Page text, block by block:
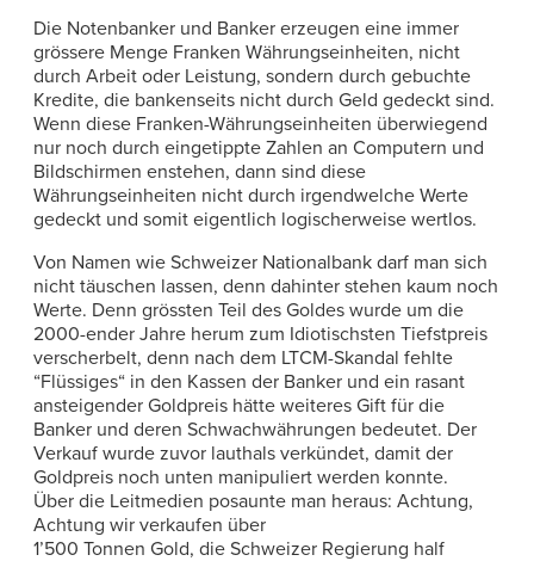
Die Notenbanker und Banker erzeugen eine immer
grössere Menge Franken Währungseinheiten, nicht
durch Arbeit oder Leistung, sondern durch gebuchte
Kredite, die bankenseits nicht durch Geld gedeckt sind.
Wenn diese Franken-Währungseinheiten überwiegend
nur noch durch eingetippte Zahlen an Computern und
Bildschirmen enstehen, dann sind diese
Währungseinheiten nicht durch irgendwelche Werte
gedeckt und somit eigentlich logischerweise wertlos.
Von Namen wie Schweizer Nationalbank darf man sich
nicht täuschen lassen, denn dahinter stehen kaum noch
Werte. Denn grössten Teil des Goldes wurde um die
2000-ender Jahre herum zum Idiotischsten Tiefstpreis
verscherbelt, denn nach dem LTCM-Skandal fehlte
“Flüssiges“ in den Kassen der Banker und ein rasant
ansteigender Goldpreis hätte weiteres Gift für die
Banker und deren Schwachwährungen bedeutet. Der
Verkauf wurde zuvor lauthals verkündet, damit der
Goldpreis noch unten manipuliert werden konnte.
Über die Leitmedien posaunte man heraus: Achtung,
Achtung wir verkaufen über
1’500 Tonnen Gold, die Schweizer Regierung half